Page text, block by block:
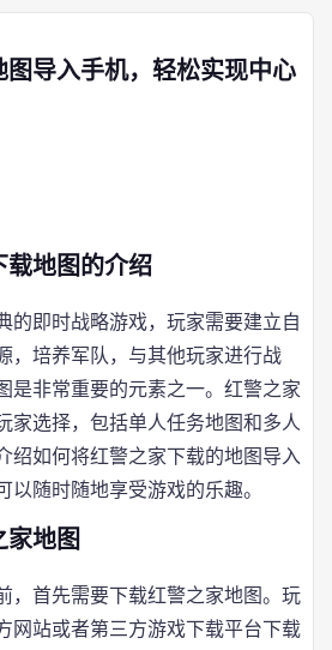
导入手机，轻松实现中心
地图的介绍
的即时战略游戏，玩家需要建立自
，培养军队，与其他玩家进行战
是非常重要的元素之一。红警之家
家选择，包括单人任务地图和多人
绍如何将红警之家下载的地图导入
以随时随地享受游戏的乐趣。
地图
，首先需要下载红警之家地图。玩
网站或者第三方游戏下载平台下载